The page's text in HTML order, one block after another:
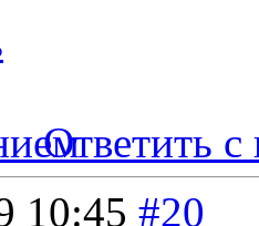
Ответить с
10:45 #20